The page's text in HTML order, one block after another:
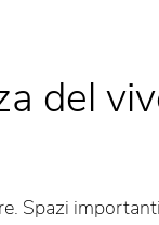
del
Spazi